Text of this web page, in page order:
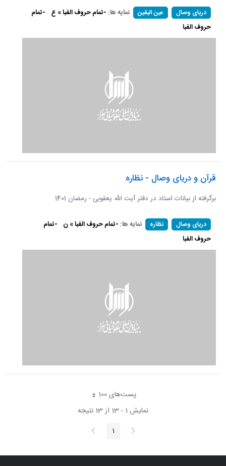
دریای وصال عین الیقین نمایه ها: -تمام حروف الفبا » ع -تمام
حروف الفبا
قرآن و دریای وصال - نظاره
برگرفته از بیانات استاد در دفتر آیت الله یعقوبی - رمضان 1401
دریای وصال نظاره نمایه ها: -تمام حروف الفبا » ن -تمام
حروف الفبا
پست‌‌های 100هر صفحه
نمایش 1 - 13 از 13 نتیجه
پیغام
قبلی صفحه1 صفحه
بعد